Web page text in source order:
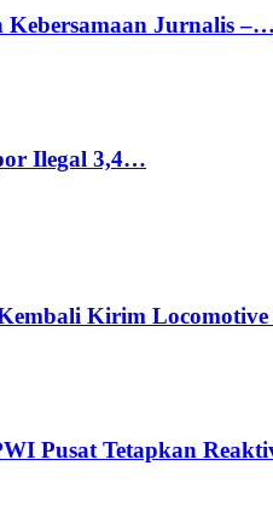
Kebersamaan Jurnalis –…
Ilegal 3,4…
Kirim
Pusat Tetapkan